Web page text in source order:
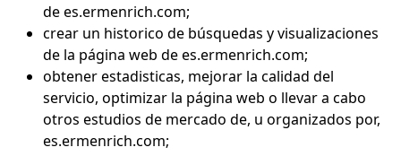
de es.ermenrich.com;
crear un historico de búsquedas y visualizaciones
de la página web de es.ermenrich.com;
obtener estadisticas, mejorar la calidad del
servicio, optimizar la página web o llevar a cabo
otros estudios de mercado de, u organizados por,
es.ermenrich.com;